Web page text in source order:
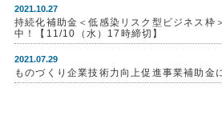
2021.10.27
持続化補助金＜低感染リスク型ビジネス枠
中！【11/10（水）17時締切】
2021.07.29
ものづくり企業技術力向上促進事業補助金